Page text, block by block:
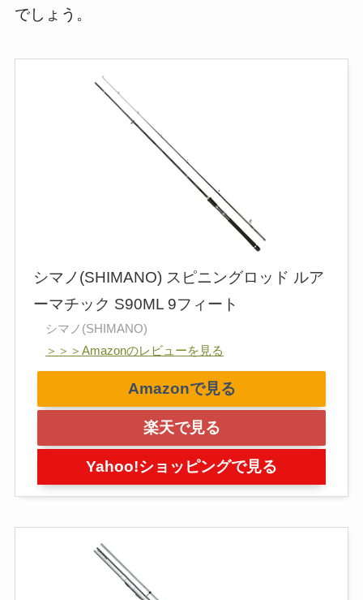
でしょう。
シマノ(SHIMANO) スピニングロッド ルア
ーマチック S90ML 9フィート
シマノ(SHIMANO)
＞＞＞Amazonのレビューを見る
Amazonで見る
楽天で見る
Yahoo!ショッピングで見る